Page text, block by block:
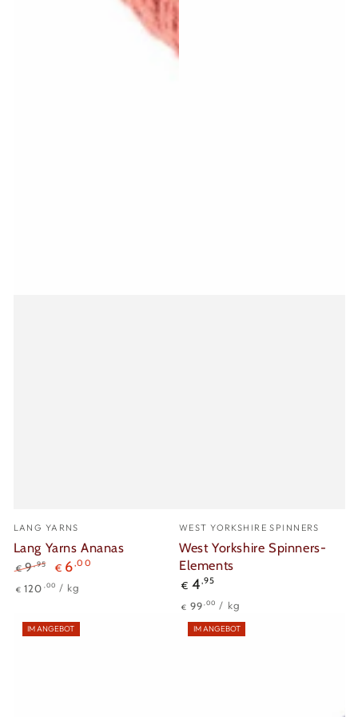
Verkäufer/in:
LANG YARNS
Lang Yarns Ananas
Regulärer
€ 9,95
Verkaufspreis
€ 6,00
Stückpreis
€ 120 ,00 / pro
kg
Verkäufer/in:
WEST YORKSHIRE SPINNERS
West Yorkshire Spinners-
Elements
Regulärer
Preis
€ 4,95
Stückpreis
€ 99 ,00 / pro
kg
IM ANGEBOT IM ANGEBOT